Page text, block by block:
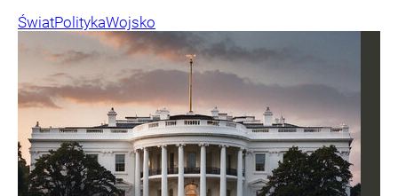
ŚwiatPolitykaWojsko